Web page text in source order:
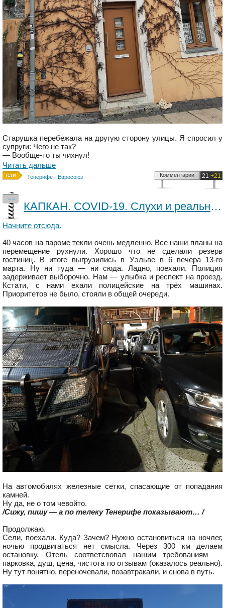
Старушка перебежала на другую сторону улицы. Я спросил у
супруги: Чего не так?
— Вообще-то ты чихнул!
Читать дальше
Тенерифе - Евросоюз 21 +21
Комментарии
—
КАПКАН. COVID-19. Слухи и реальность. Часть II
Начните отсюда.
40 часов на пароме текли очень медленно. Все наши планы на
перемещение рухнули. Хорошо что не сделали резерв
гостиниц. В итоге выгрузились в Уэльве в 6 вечера 13-го
марта. Ну ни туда — ни сюда. Ладно, поехали. Полиция
задерживает выборочно. Нам — улыбка и респект на проезд.
Кстати, с нами ехали полицейские на трёх машинах.
Приоритетов не было, стояли в общей очереди.
На автомобилях железные сетки, спасающие от попадания
камней.
Ну да, не о том чевойто.
/Сижу, пишу — а по телеку Тенерифе показывают… /
Продолжаю.
Сели, поехали. Куда? Зачем? Нужно остановиться на ночлег,
ночью продвигаться нет смысла. Через 300 км делаем
остановку. Отель соответсвовал нашим требованиям —
парковка, душ, цена, чистота по отзывам (оказалось реально).
Ну тут понятно, переночевали, позавтракали, и снова в путь.